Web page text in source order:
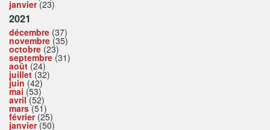
janvier(23)
2021
décembre (37)
novembre (35)
octobre (23)
septembre (31)
août (24)
juillet(32)
juin (42)
mai (53)
avril(52)
mars(51)
février(25)
janvier(50)